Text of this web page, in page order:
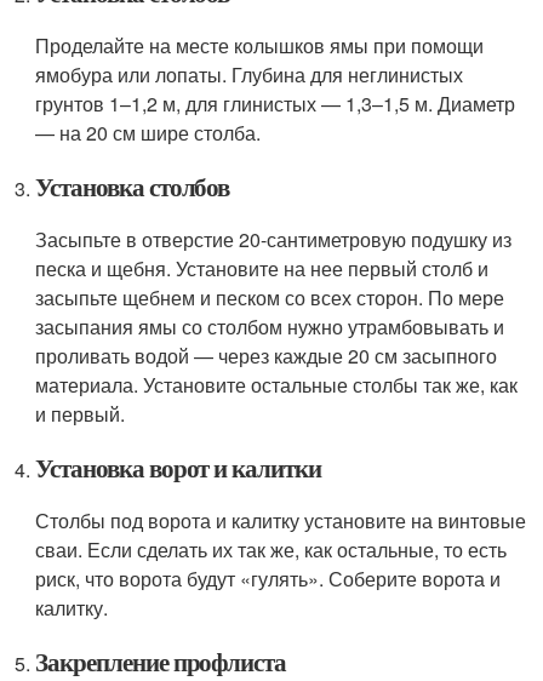
Проделайте на месте колышков ямы при помощи
ямобура или лопаты. Глубина для неглинистых
грунтов 1–1,2 м, для глинистых — 1,3–1,5 м. Диаметр
— на 20 см шире столба.
Установка столбов
Засыпьте в отверстие 20-сантиметровую подушку из
песка и щебня. Установите на нее первый столб и
засыпьте щебнем и песком со всех сторон. По мере
засыпания ямы со столбом нужно утрамбовывать и
проливать водой — через каждые 20 см засыпного
материала. Установите остальные столбы так же, как
и первый.
Установка ворот и калитки
Столбы под ворота и калитку установите на винтовые
сваи. Если сделать их так же, как остальные, то есть
риск, что ворота будут «гулять». Соберите ворота и
калитку.
Закрепление профлиста